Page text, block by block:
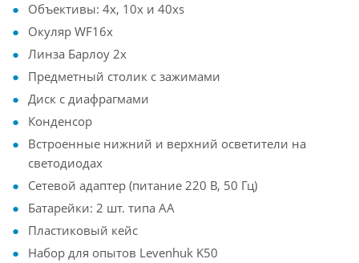
Объективы: 4х, 10х и 40хs
Окуляр WF16х
Линза Барлоу 2x
Предметный столик с зажимами
Диск с диафрагмами
Конденсор
Встроенные нижний и верхний осветители на
светодиодах
Сетевой адаптер (питание 220 В, 50 Гц)
Батарейки: 2 шт. типа АА
Пластиковый кейс
Набор для опытов Levenhuk K50